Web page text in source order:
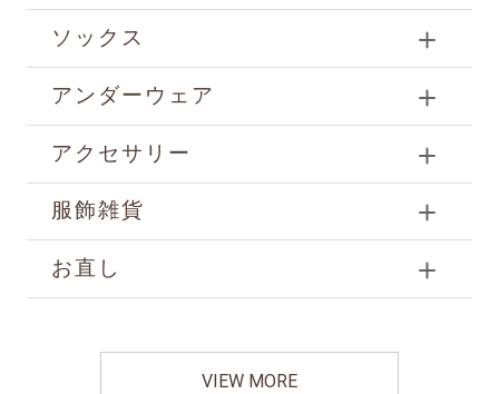
ソックス
アンダーウェア
アクセサリー
服飾雑貨
お直し
VIEW MORE